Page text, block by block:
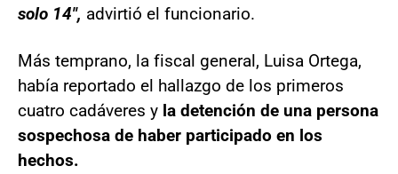
solo 14", advirtió el funcionario.
Más temprano, la fiscal general, Luisa Ortega,
había reportado el hallazgo de los primeros
cuatro cadáveres y la detención de una persona
sospechosa de haber participado en los
hechos.